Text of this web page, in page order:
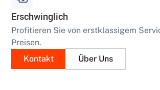
Erschwinglich
Profitieren Sie von erstklassigem
Preisen.
Kontakt
Über Uns